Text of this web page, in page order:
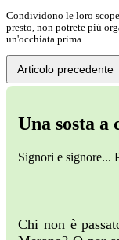
Condividono le loro
presto, non potrete più
un'occhiata prima.
Articolo precedente
Una sosta a
Signori e signore...
Chi non è